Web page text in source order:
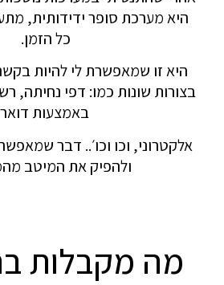
היא מערכת סופר ידידותית,
כל הזמן.
היא זו שמאפשרת לי להיות
בצורות שונות כמו: דפי נחיתה,
באמצעות דואר
אלקטרוני, וכו וכו׳.. דבר
ולהפיק את המיטב
מה מקבלות